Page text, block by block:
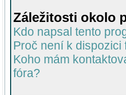
Záležitosti okolo
Kdo napsal tento
Proč není k dispozici
Koho mám
fóra?